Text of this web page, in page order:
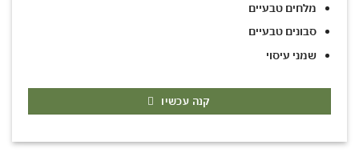
מלחים טבעיים
סבונים טבעיים
שמני עיסוי
קנה עכשיו